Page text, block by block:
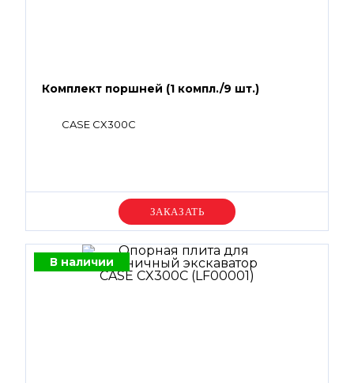
Комплект поршней (1 компл./9 шт.)
CASE CX300C
Уточняйте цену
В наличии